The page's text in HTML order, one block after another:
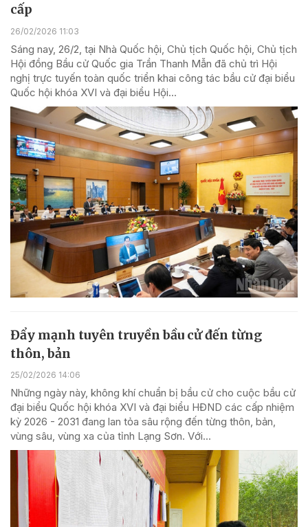
cấp
26/02/2026 11:03
Sáng nay, 26/2, tại Nhà Quốc hội, Chủ tịch Quốc hội, Chủ tịch
Hội đồng Bầu cử Quốc gia Trần Thanh Mẫn đã chủ trì Hội
nghị trực tuyến toàn quốc triển khai công tác bầu cử đại biểu
Quốc hội khóa XVI và đại biểu Hội...
Đẩy mạnh tuyên truyền bầu cử đến từng
thôn, bản
25/02/2026 14:06
Những ngày này, không khí chuẩn bị bầu cử cho cuộc bầu cử
đại biểu Quốc hội khóa XVI và đại biểu HĐND các cấp nhiệm
kỳ 2026 - 2031 đang lan tỏa sâu rộng đến từng thôn, bản,
vùng sâu, vùng xa của tỉnh Lạng Sơn. Với...